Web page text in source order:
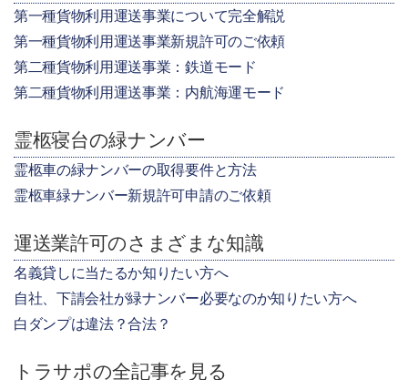
第一種貨物利用運送事業について完全解説
第一種貨物利用運送事業新規許可のご依頼
第二種貨物利用運送事業：鉄道モード
第二種貨物利用運送事業：内航海運モード
霊柩寝台の緑ナンバー
霊柩車の緑ナンバーの取得要件と方法
霊柩車緑ナンバー新規許可申請のご依頼
運送業許可のさまざまな知識
名義貸しに当たるか知りたい方へ
自社、下請会社が緑ナンバー必要なのか知りたい方へ
白ダンプは違法？合法？
トラサポの全記事を見る